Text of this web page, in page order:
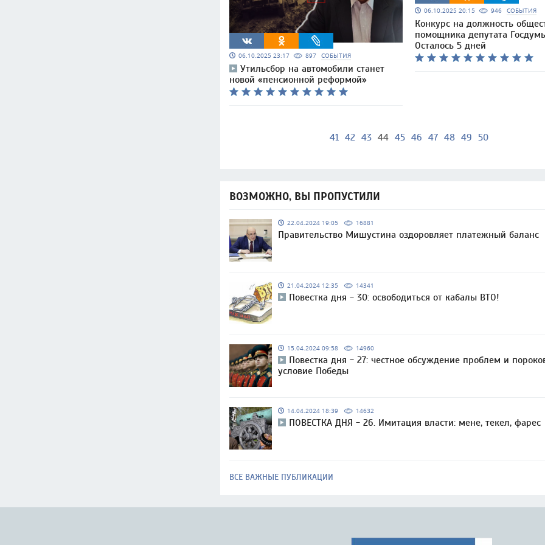
06.10.2025 23:17 897 СОБЫТИЯ
Утильсбор на автомобили станет
новой «пенсионной реформой»
06.10.2025 20:15 946 СОБЫТИЯ
Конкурс на должность
помощника депутата
Осталось 5 дней
41 42 43 44 45 46 47 48 49 50
ВОЗМОЖНО, ВЫ ПРОПУСТИЛИ
22.04.2024 19:05 16881
Правительство Мишустина оздоровляет платежный баланс
21.04.2024 12:35 14341
Повестка дня - 30: освободиться от кабалы ВТО!
15.04.2024 09:58 14960
Повестка дня - 27: честное обсуждение проблем и
условие Победы
14.04.2024 18:39 14632
ПОВЕСТКА ДНЯ - 26. Имитация власти: мене, текел, фарес
ВСЕ ВАЖНЫЕ ПУБЛИКАЦИИ